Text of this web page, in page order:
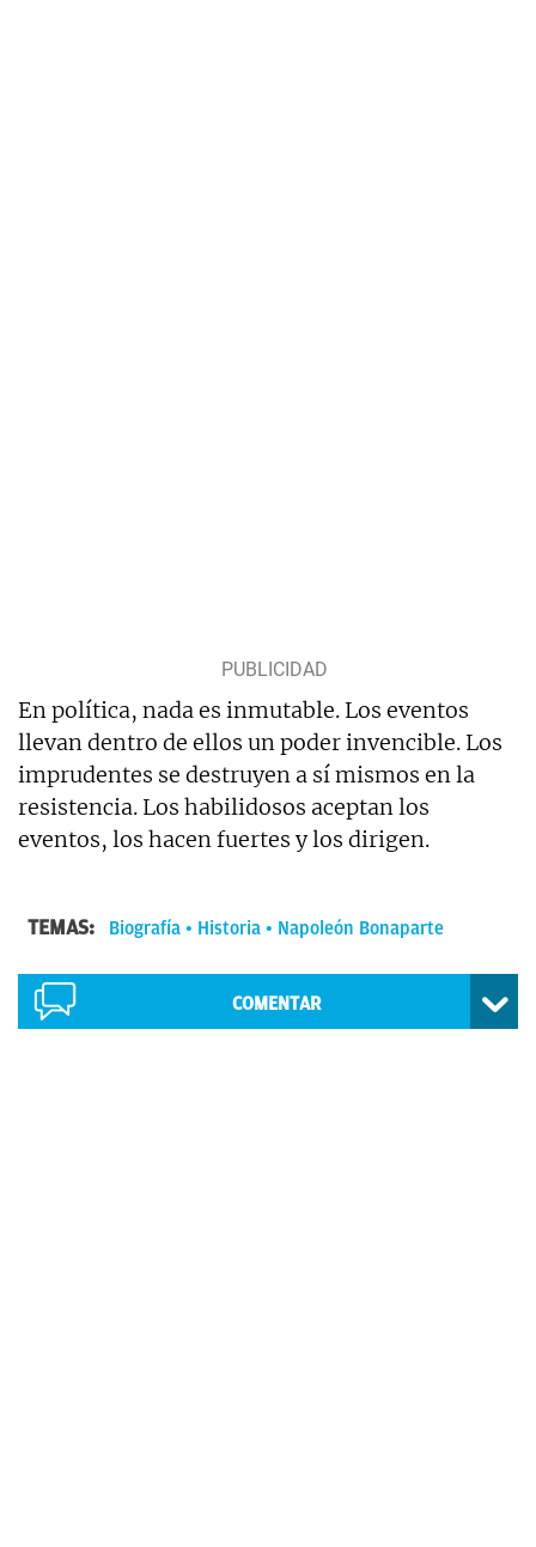
En política, nada es inmutable. Los eventos
llevan dentro de ellos un poder invencible. Los
imprudentes se destruyen a sí mismos en la
resistencia. Los habilidosos aceptan los
eventos, los hacen fuertes y los dirigen.
TEMAS: Biografía Historia Napoleón Bonaparte
COMENTAR